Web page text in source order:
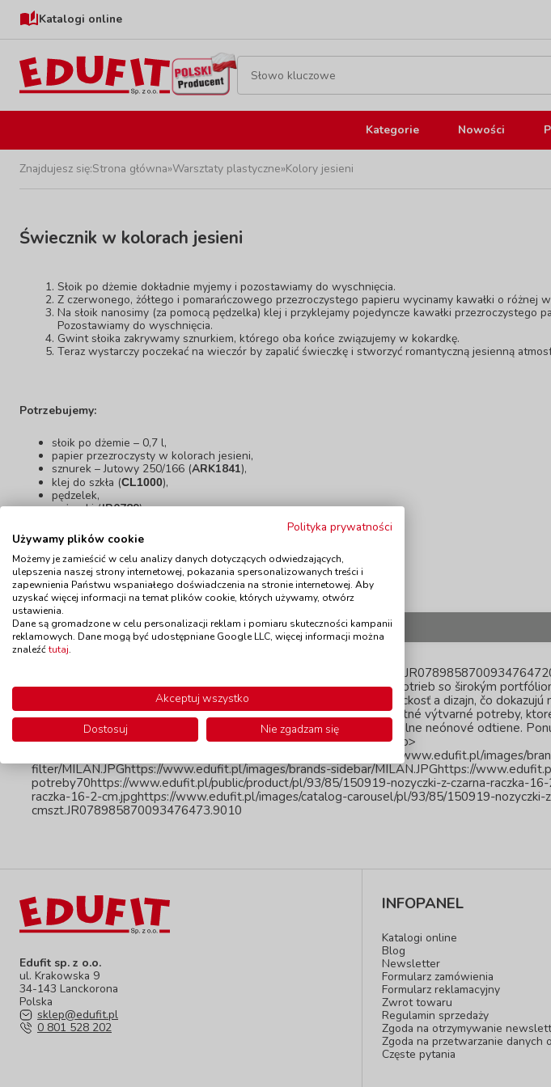
Katalogi online
Kategorie Nowości
Znajdujesz się:Strona główna»Warsztaty plastyczne»Kolory jesieni
Świecznik w kolorach jesieni
Słoik po dżemie dokładnie myjemy i pozostawiamy do wyschnięcia.
Z czerwonego, żółtego i pomarańczowego przezroczystego papieru wycinamy kawałki o
Na słoik nanosimy (za pomocą pędzelka) klej i przyklejamy pojedyncze kawałki przezroczystego
Pozostawiamy do wyschnięcia.
Gwint słoika zakrywamy sznurkiem, którego oba końce związujemy w kokardkę.
Teraz wystarczy poczekać na wieczór by zapalić świeczkę i stworzyć romantyczną jesienną
Potrzebujemy:
słoik po dżemie – 0,7 l,
papier przezroczysty w kolorach jesieni,
sznurek – Jutowy 250/166 (ARK1841),
klej do szkła (CL1000),
pędzelek,
nożyczki (JR0789).
Dokumenty do pobrania
Świecznik w kolorach jesieni.pdf
PRODUKTY WYKORZYSTANE DO WYKONANIA DEKORACJI
Nożyczki z czarną rączką - 16,2 cmnozyczki-z-czarna-raczka-16-2-
značka MILAN je popredným výrobcom školských a kancelárskych potrieb so širokým
obľúbené perá MILAN. Značka je známa svojím zameraním na praktickosť a dizajn, čo
strúhadlá pre ľahkú údržbu ceruziek.</p> <p>MILAN ponúka kompletné výtvarné potreby,
sady pre každého malého umelca, od základných farieb až po špeciálne neónové odtiene.
Prezrite si aj ďalších výrobcov v našej kompletnej ponuke Značiek.</p>
MILAN.JPGhttps://www.edufit.pl/images/brands/MILAN.JPGhttps://www.edufit.pl/images/
filter/MILAN.JPGhttps://www.edufit.pl/images/brands-sidebar/MILAN.JPGhttps://
potreby70https://www.edufit.pl/public/product/pl/93/85/150919-nozyczki-z-czarna-raczka-
raczka-16-2-cm.jpghttps://www.edufit.pl/images/catalog-carousel/pl/93/85/150919-nozyczki-
cmszt.JR078985870093476473.9010
Edufit sp. z o.o.
ul. Krakowska 9
34-143 Lanckorona
Polska
sklep@edufit.pl
0 801 528 202
INFOPANEL
Katalogi online
Blog
Newsletter
Formularz zamówienia
Formularz reklamacyjny
Zwrot towaru
Regulamin sprzedaży
Zgoda na otrzymywanie
Zgoda na przetwarzanie danych
Częste pytania
Polityka prywatności
Używamy plików cookie
Możemy je zamieścić w celu analizy danych dotyczących odwiedzających,
ulepszenia naszej strony internetowej, pokazania spersonalizowanych treści i
zapewnienia Państwu wspaniałego doświadczenia na stronie internetowej. Aby
uzyskać więcej informacji na temat plików cookie, których używamy, otwórz
ustawienia.
Dane są gromadzone w celu personalizacji reklam i pomiaru skuteczności kampanii
reklamowych. Dane mogą być udostępniane Google LLC, więcej informacji można
znaleźćtutaj.
Akceptuj wszystko
Dostosuj
Nie zgadzam się